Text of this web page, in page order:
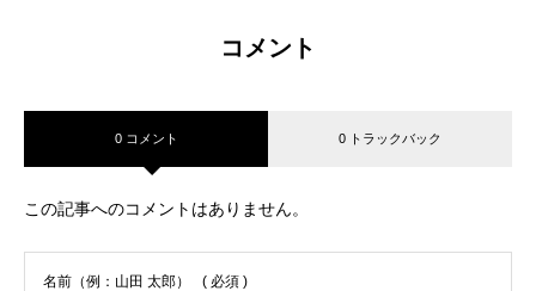
コメント
0 コメント 0 トラックバック
この記事へのコメントはありません。
名前（例：山田 太郎） ( 必須 )